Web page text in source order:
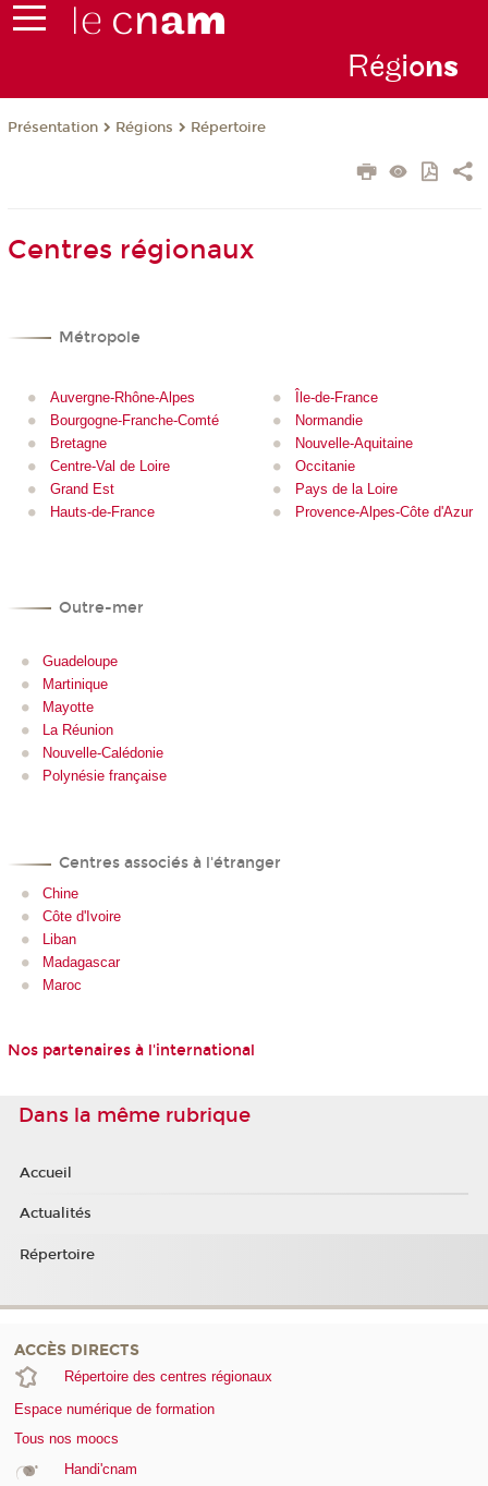
Régions
Présentation Régions Répertoire
Centres régionaux
Métropole
Auvergne-Rhône-Alpes
Bourgogne-Franche-Comté
Bretagne
Centre-Val de Loire
Grand Est
Hauts-de-France
Île-de-France
Normandie
Nouvelle-Aquitaine
Occitanie
Pays de la Loire
Provence-Alpes-Côte d'Azur
Outre-mer
Guadeloupe
Martinique
Mayotte
La Réunion
Nouvelle-Calédonie
Polynésie française
Centres associés à l'étranger
Chine
Côte d'Ivoire
Liban
Madagascar
Maroc
Nos partenaires à l'international
Dans la même rubrique
Accueil
Actualités
Répertoire
ACCÈS DIRECTS
Répertoire des centres régionaux
Espace numérique de formation
Tous nos moocs
Handi'cnam